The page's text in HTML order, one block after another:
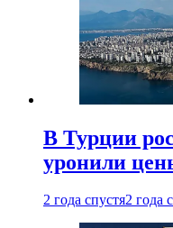
В Турции
уронили
2 года спустя2 года